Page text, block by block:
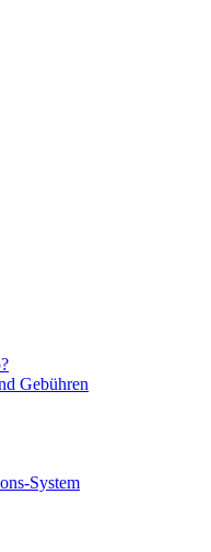
Gebühren
System